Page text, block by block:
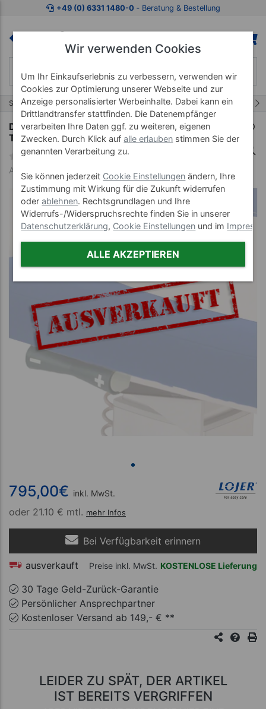
Zum Kaufbereich springen Zur Produktbeschreibung
+49 (0) 6331 1480-0 ‐ Beratung & Bestellung
Start Zubehör Therapieliegen
Dachstellung motorbetrieben für Lojer
Therapieliege Capre FX
Art-Nr. 23439
795,00€ inkl. MwSt.
oder 21.10 € mtl. mehr Infos
Bei Verfügbarkeit erinnern
ausverkauft Preise inkl. MwSt. KOSTENLOSE Lieferung
30 Tage Geld-Zurück-Garantie
Persönlicher Ansprechpartner
Kostenloser Versand ab 149,- € **
LEIDER ZU SPÄT, DER ARTIKEL
IST BEREITS VERGRIFFEN
Wir verwenden Cookies
Um Ihr Einkaufserlebnis zu verbessern, verwenden wir
Cookies zur Optimierung unserer Webseite und zur
Anzeige personalisierter Werbeinhalte. Dabei kann ein
Drittlandtransfer stattfinden. Die Datenempfänger
verarbeiten Ihre Daten ggf. zu weiteren, eigenen
Zwecken. Durch Klick aufalle erlauben stimmen Sie der
genannten Verarbeitung zu.
Sie können jederzeit Cookie Einstellungen ändern, Ihre
Zustimmung mit Wirkung für die Zukunft widerrufen
oderablehnen. Rechtsgrundlagen und Ihre
Widerrufs-/Widerspruchsrechte finden Sie in unserer
Datenschutzerklärung, Cookie Einstellungen und im
ALLE AKZEPTIEREN